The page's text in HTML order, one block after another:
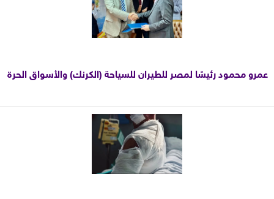
عمرو محمود رئيسًا لمصر للطيران للسياحة (الكرنك) والأسواق الحرة